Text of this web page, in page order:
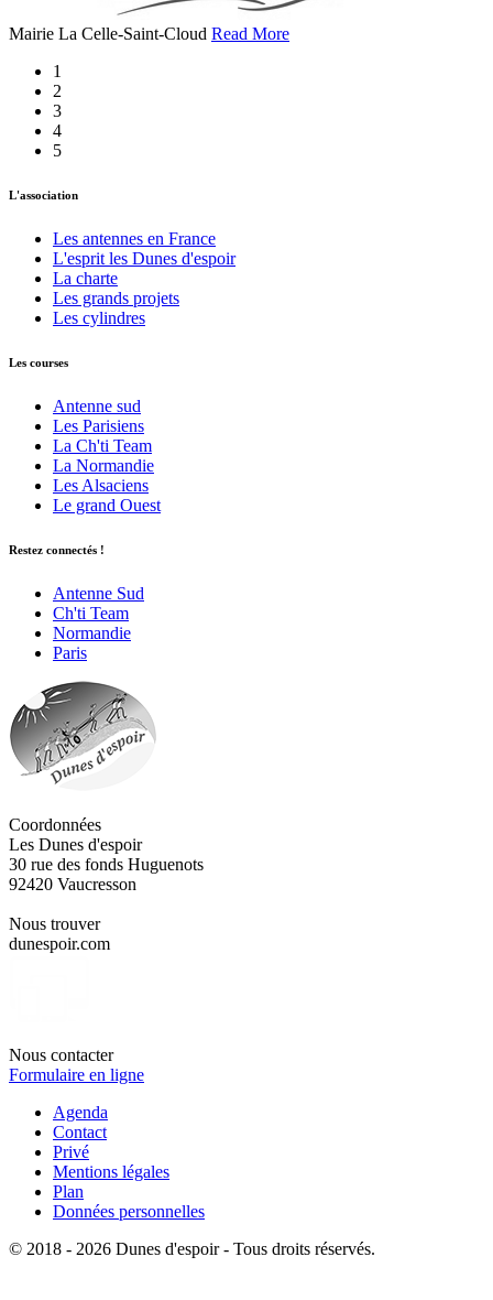
Mairie La Celle-Saint-Cloud Read More
1
2
3
4
5
L'association
Les antennes en France
L'esprit les Dunes d'espoir
La charte
Les grands projets
Les cylindres
Les courses
Antenne sud
Les Parisiens
La Ch'ti Team
La Normandie
Les Alsaciens
Le grand Ouest
Restez connectés !
Antenne Sud
Ch'ti Team
Normandie
Paris
Coordonnées
Les Dunes d'espoir
30 rue des fonds Huguenots
92420 Vaucresson
Nous trouver
dunespoir.com
Nous contacter
Formulaire en ligne
Agenda
Contact
Privé
Mentions légales
Plan
Données personnelles
© 2018 - 2026 Dunes d'espoir - Tous droits réservés.